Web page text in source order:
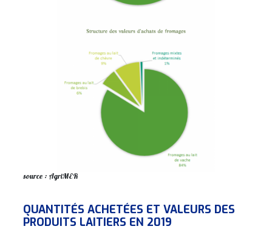
source : AgriMER
QUANTITÉS ACHETÉES ET VALEURS DES
PRODUITS LAITIERS EN 2019